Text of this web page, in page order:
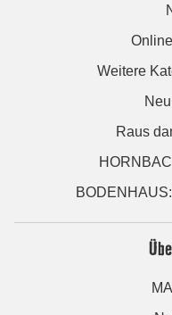
Weitere
Raus